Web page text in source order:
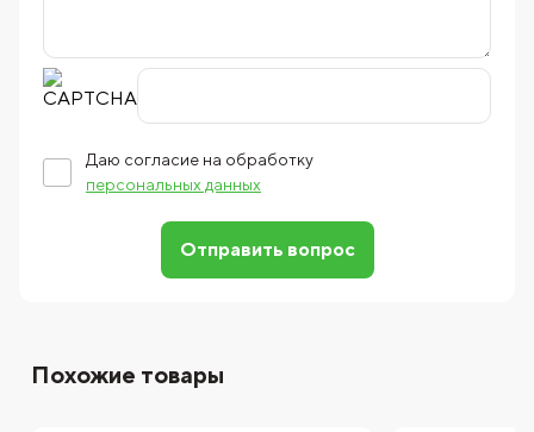
Даю согласие на обработку
персональных данных
Отправить вопрос
Похожие товары